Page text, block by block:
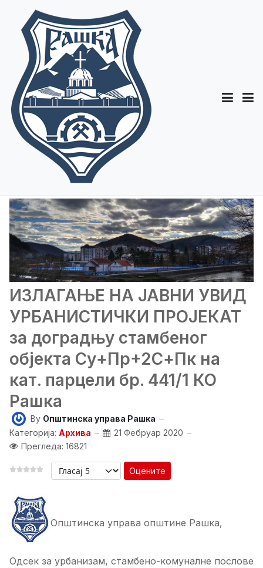
ИЗЛАГАЊЕ НА ЈАВНИ УВИД
УРБАНИСТИЧКИ ПРОЈЕКАТ
за доградњу стамбеног
објекта Су+Пр+2С+Пк на
кат. парцели бр. 441/1 КО
Рашка
By Општинска управа Рашка
Категорија: Архива
21 Фебруар 2020
Прегледа: 16821
Оцените
Општинска управа општине Рашка,
Одсек за урбанизам, стамбено-комуналне послове